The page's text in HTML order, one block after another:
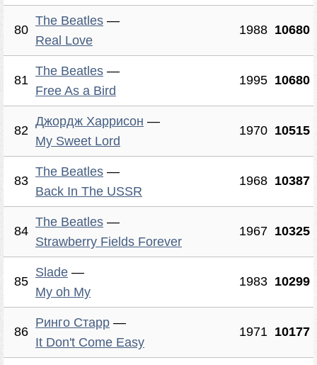
80
The Beatles —
Real Love
1988 10680
81
The Beatles —
Free As a Bird
1995 10680
82
Джордж Харрисон —
My Sweet Lord
1970 10515
83
The Beatles —
Back In The USSR
1968 10387
84
The Beatles —
Strawberry Fields Forever
1967 10325
85
Slade —
My oh My
1983 10299
86
Ринго Старр —
It Don't Come Easy
1971 10177